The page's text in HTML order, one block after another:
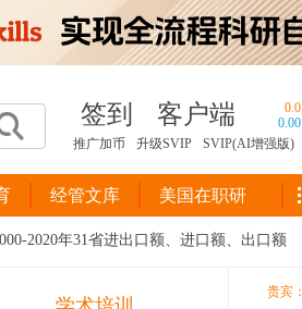
签到 客户端
0.0
0.00
推广加币
升级SVIP SVIP(AI增强版)
经管文库 美国在职研
2020年31省进出口额、进口额、出口额
贵宾